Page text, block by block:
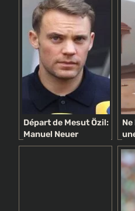
Départ de Mesut Özil:
Manuel Neuer
critique son